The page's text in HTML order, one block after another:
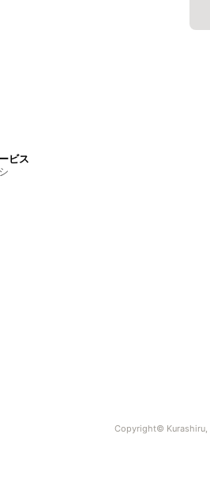
ビス
Copyright© Kurashiru,